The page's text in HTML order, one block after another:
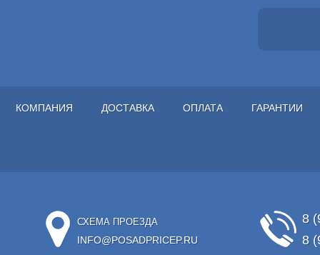
КОМПАНИЯ ДОСТАВКА ОПЛАТА ГАРАНТИИ
СХЕМА ПРОЕЗДА
INFO@POSADPRICEP.RU
8
8